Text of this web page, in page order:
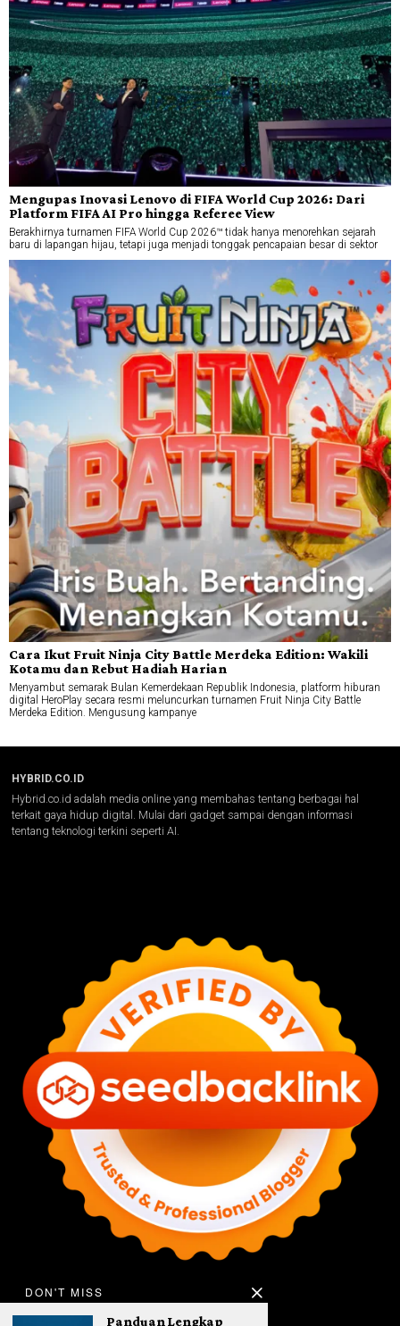
Mengupas Inovasi Lenovo di FIFA World Cup 2026: Dari
Platform FIFA AI Pro hingga Referee View
Berakhirnya turnamen FIFA World Cup 2026™ tidak hanya menorehkan sejarah
baru di lapangan hijau, tetapi juga menjadi tonggak pencapaian besar di sektor
Cara Ikut Fruit Ninja City Battle Merdeka Edition: Wakili
Kotamu dan Rebut Hadiah Harian
Menyambut semarak Bulan Kemerdekaan Republik Indonesia, platform hiburan
digital HeroPlay secara resmi meluncurkan turnamen Fruit Ninja City Battle
Merdeka Edition. Mengusung kampanye
HYBRID.CO.ID
Hybrid.co.id adalah media online yang membahas tentang berbagai hal
terkait gaya hidup digital. Mulai dari gadget sampai dengan informasi
tentang teknologi terkini seperti AI.
DON'T MISS
Panduan Lengkap